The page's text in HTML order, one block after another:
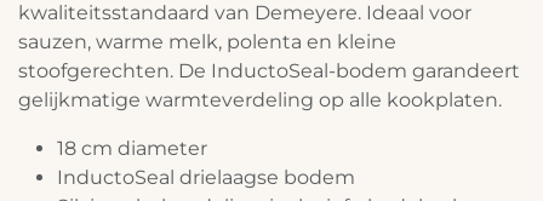
kwaliteitsstandaard van Demeyere. Ideaal voor
sauzen, warme melk, polenta en kleine
stoofgerechten. De InductoSeal-bodem garandeert
gelijkmatige warmteverdeling op alle kookplaten.
18 cm diameter
InductoSeal drielaagse bodem